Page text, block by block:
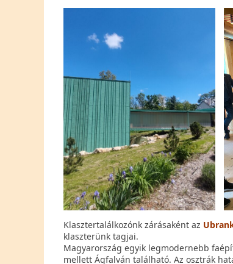
Klasztertalálkozónk zárásaként az
klaszterünk tagjai.
Magyarország egyik legmodernebb
mellett Ágfalván található. Az osztrák